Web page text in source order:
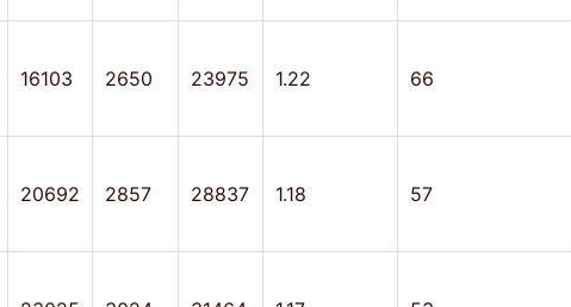
16103 2650 23975 1.22 66
20692 2857 28837 1.18 57